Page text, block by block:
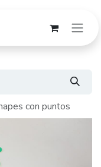
con puntos